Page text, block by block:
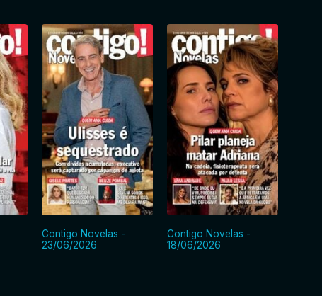
Contigo Novelas -
23/06/2026
Contigo Novelas -
18/06/2026